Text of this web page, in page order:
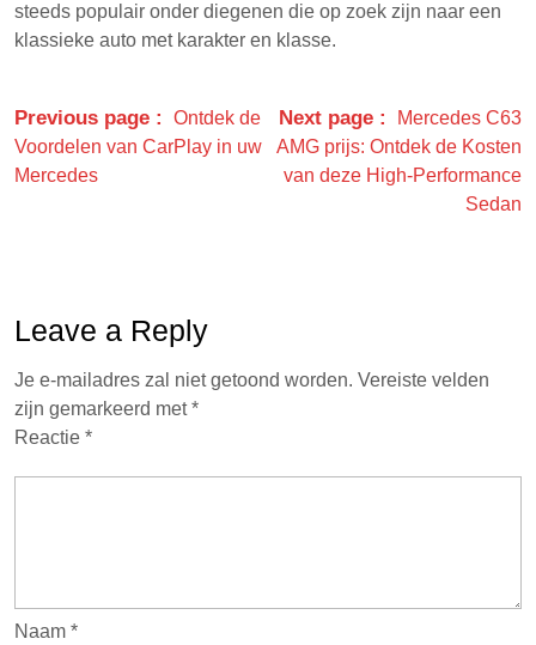
steeds populair onder diegenen die op zoek zijn naar een
klassieke auto met karakter en klasse.
Previous page
Ontdek de
Voordelen van CarPlay in uw
Mercedes
Next page
Mercedes C63
AMG prijs: Ontdek de Kosten
van deze High-Performance
Sedan
Leave a Reply
Je e-mailadres zal niet getoond worden. Vereiste velden
zijn gemarkeerd met*
Reactie *
Naam *